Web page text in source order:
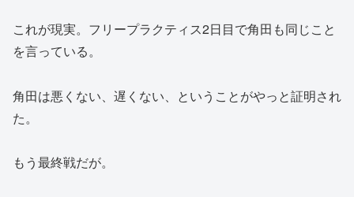
これが現実。フリープラクティス2日目で角田も同じこと
を言っている。
角田は悪くない、遅くない、ということがやっと証明され
た。
もう最終戦だが。